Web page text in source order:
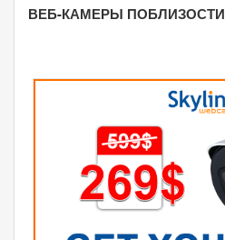
ВЕБ-КАМЕРЫ ПОБЛИЗОСТИ